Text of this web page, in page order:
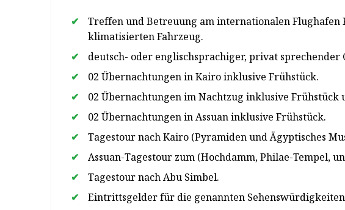
Treffen und Betreuung am internationalen Flughafen
klimatisierten Fahrzeug.
deutsch- oder englischsprachiger, privat sprechender
02 Übernachtungen in Kairo inklusive Frühstück.
02 Übernachtungen im Nachtzug inklusive Frühstück
02 Übernachtungen in Assuan inklusive Frühstück.
Tagestour nach Kairo (Pyramiden und Ägyptisches
Assuan-Tagestour zum (Hochdamm, Philae-Tempel,
Tagestour nach Abu Simbel.
Eintrittsgelder für die genannten Sehenswürdigkeiten